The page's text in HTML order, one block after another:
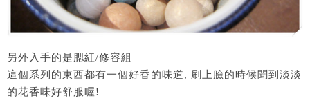
另外入手的是腮紅/修容組
這個系列的東西都有一個好香的味道, 刷上臉的時候聞到淡淡
的花香味好舒服喔!